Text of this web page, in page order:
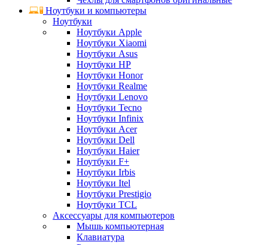
Ноутбуки и компьютеры
Ноутбуки
Ноутбуки Apple
Ноутбуки Xiaomi
Ноутбуки Asus
Ноутбуки HP
Ноутбуки Honor
Ноутбуки Realme
Ноутбуки Lenovo
Ноутбуки Tecno
Ноутбуки Infinix
Ноутбуки Acer
Ноутбуки Dell
Ноутбуки Haier
Ноутбуки F+
Ноутбуки Irbis
Ноутбуки Itel
Ноутбуки Prestigio
Ноутбуки TCL
Аксессуары для компьютеров
Мышь компьютерная
Клавиатура